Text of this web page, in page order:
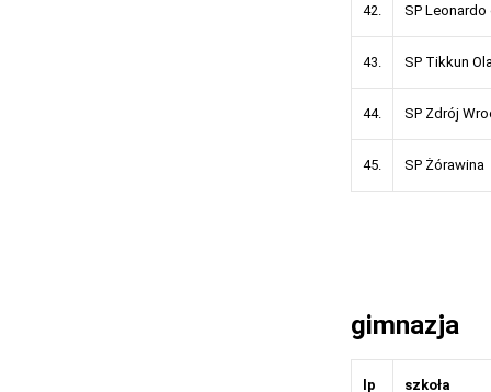
42. SP Leonardo
43. SP Tikkun
44. SP Zdrój
45. SP Żórawina
gimnazja
lp szkoła